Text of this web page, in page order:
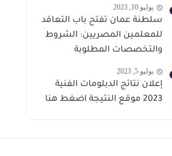
يوليو 10, 2023
سلطنة عمان تفتح باب التعاقد
للمعلمين المصريين: الشروط
والتخصصات المطلوبة
يوليو 5, 2023
إعلان نتائج الدبلومات الفنية
2023 موقع النتيجة اضغط هنا